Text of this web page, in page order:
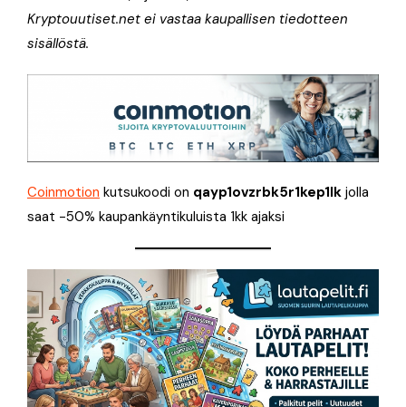
Kryptouutiset.net ei vastaa kaupallisen tiedotteen
sisällöstä.
Coinmotion kutsukoodi on qayp1ovzrbk5r1kep1lk jolla
saat -50% kaupankäyntikuluista 1kk ajaksi